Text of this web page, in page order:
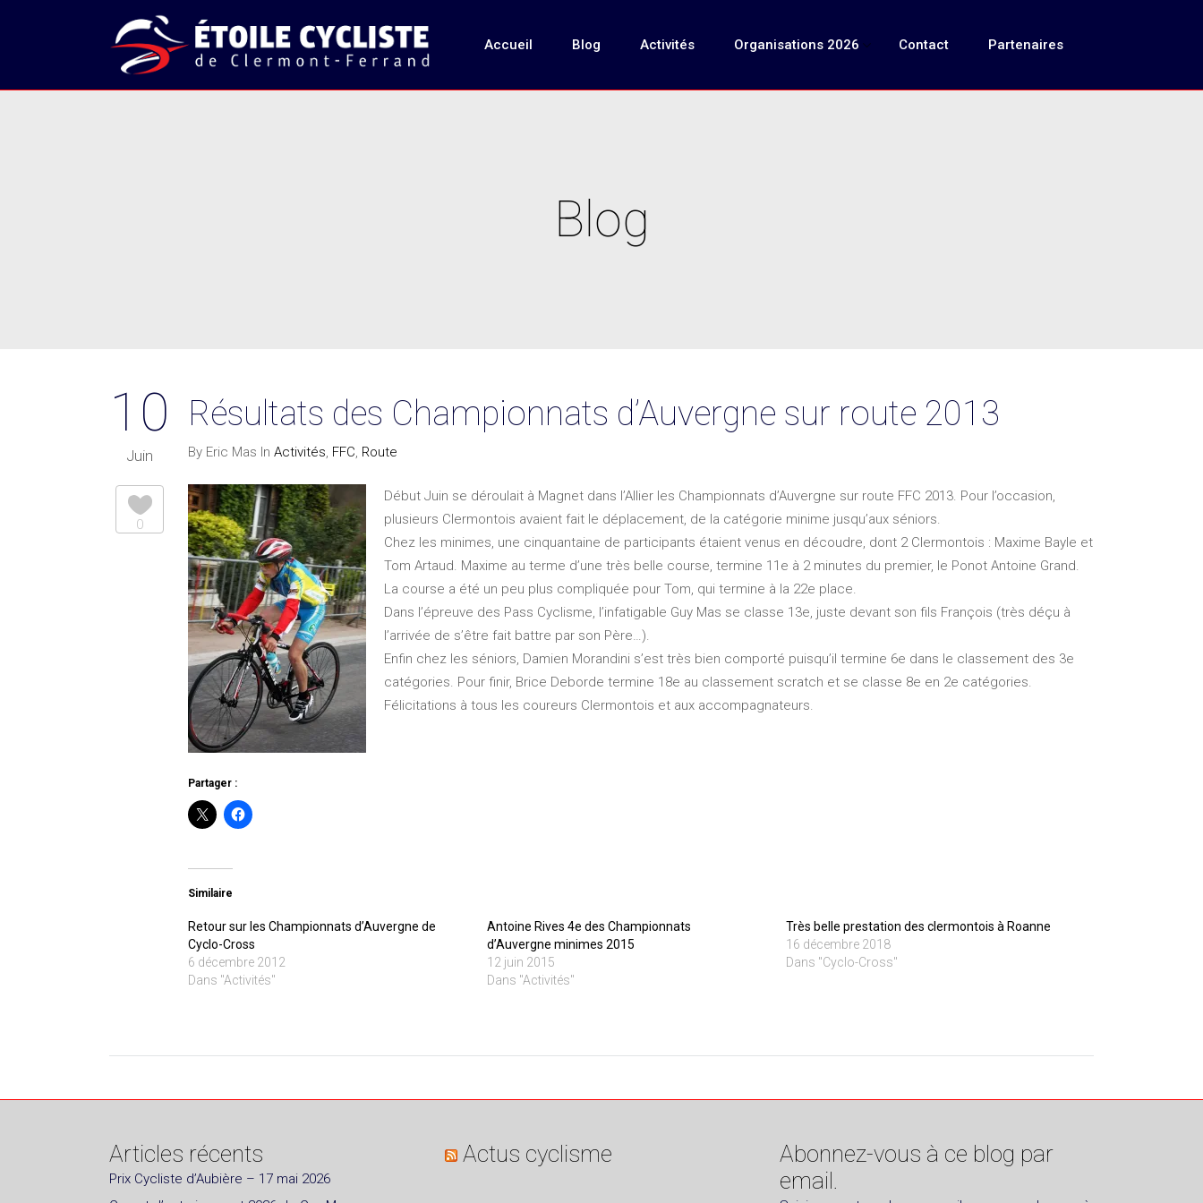
Accueil Blog Activités Organisations 2026 Contact Partenaires
Blog
10
Juin
0
Résultats des Championnats d’Auvergne sur route 2013
By Eric Mas In Activités, FFC, Route
Début Juin se déroulait à Magnet dans l’Allier les Championnats d’Auvergne sur route FFC 2013. Pour l’occasion,
plusieurs Clermontois avaient fait le déplacement, de la catégorie minime jusqu’aux séniors.
Chez les minimes, une cinquantaine de participants étaient venus en découdre, dont 2 Clermontois : Maxime Bayle et
Tom Artaud. Maxime au terme d’une très belle course, termine 11e à 2 minutes du premier, le Ponot Antoine Grand.
La course a été un peu plus compliquée pour Tom, qui termine à la 22e place.
Dans l’épreuve des Pass Cyclisme, l’infatigable Guy Mas se classe 13e, juste devant son fils François (très déçu à
l’arrivée de s’être fait battre par son Père…).
Enfin chez les séniors, Damien Morandini s’est très bien comporté puisqu’il termine 6e dans le classement des 3e
catégories. Pour finir, Brice Deborde termine 18e au classement scratch et se classe 8e en 2e catégories.
Félicitations à tous les coureurs Clermontois et aux accompagnateurs.
Partager :
Similaire
Retour sur les Championnats d’Auvergne de
Cyclo-Cross
6 décembre 2012
Dans "Activités"
Antoine Rives 4e des Championnats
d’Auvergne minimes 2015
12 juin 2015
Dans "Activités"
Très belle prestation des clermontois à Roanne
16 décembre 2018
Dans "Cyclo-Cross"
Articles récents
Prix Cycliste d’Aubière – 17 mai 2026
Actus cyclisme
Abonnez-vous à ce blog par
email.